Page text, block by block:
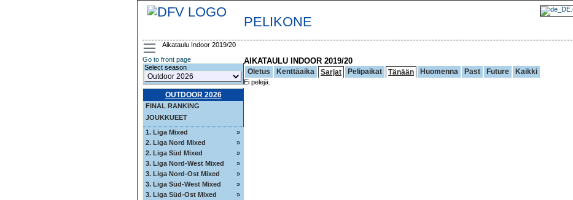
PELIKONE
Aikataulu Indoor 2019/20
Go to front page
Select season
OUTDOOR 2026
FINAL RANKING
JOUKKUEET
1. Liga Mixed
»
2. Liga Nord Mixed
»
2. Liga Süd Mixed
»
3. Liga Nord-West Mixed
»
3. Liga Nord-Ost Mixed
»
3. Liga Süd-West Mixed
»
3. Liga Süd-Ost Mixed
»
AIKATAULU INDOOR 2019/20
Oletus Kenttäaika Sarjat Pelipaikat Tänään Huomenna Past Future Kaikki
Ei pelejä.